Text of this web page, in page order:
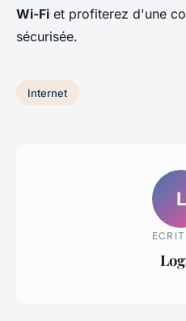
Wi-Fi et profiterez d'une
sécurisée.
Internet
L